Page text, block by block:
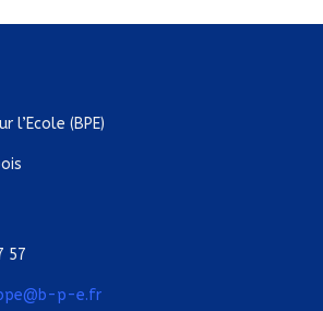
l’Ecole (BPE)
57
p-e.fr